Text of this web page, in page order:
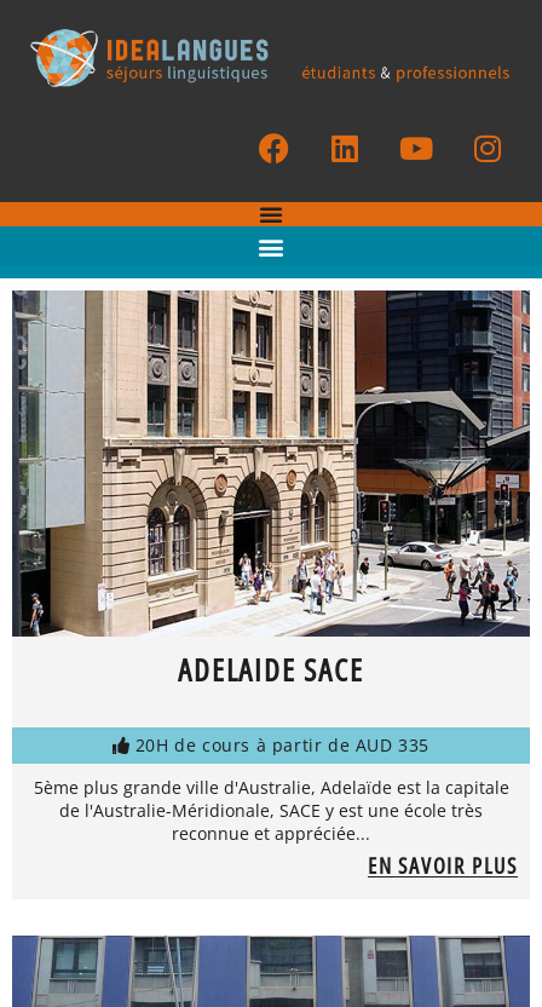
ADELAIDE SACE
20H de cours à partir de AUD 335
5ème plus grande ville d'Australie, Adelaïde est la capitale
de l'Australie-Méridionale, SACE y est une école très
reconnue et appréciée...
EN SAVOIR PLUS